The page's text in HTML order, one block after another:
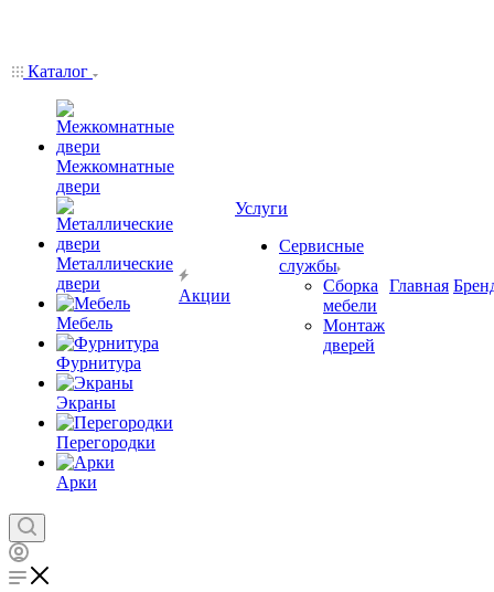
Каталог
Межкомнатные
двери
Металлические
двери
Мебель
Фурнитура
Экраны
Перегородки
Арки
Акции
Услуги
Сервисные
службы
Сборка
мебели
Монтаж
дверей
Главная